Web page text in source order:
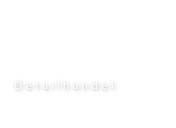
Detailhandel